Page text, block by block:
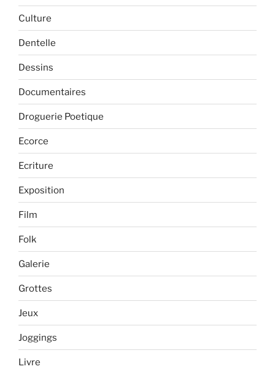
Culture
Dentelle
Dessins
Documentaires
Droguerie Poetique
Ecorce
Ecriture
Exposition
Film
Folk
Galerie
Grottes
Jeux
Joggings
Livre